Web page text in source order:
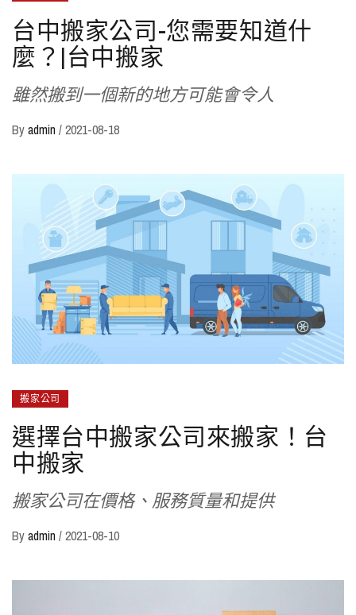
台中搬家公司-您需要知道什
麼？|台中搬家
雖然搬到一個新的地方可能會令人
Byadmin /2021-08-18
搬家公司
選擇台中搬家公司來搬家！台
中搬家
搬家公司在價格、服務質量和提供
Byadmin /2021-08-10